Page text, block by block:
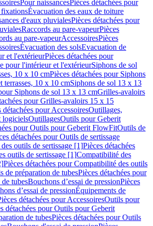
Pour naissancesPièces détachées pour
Évacuation des eaux de toiture
d'eaux pluvialesPièces détachées pour
Raccords au pare-vapeurPièces
au pare-vapeurAccessoiresPièces
Évacuation des solsEvacuation de
et l'extérieurPièces détachées pour
pour l'intérieur et l'extérieurSiphons de sol
10 x 10 cmPièces détachées pour Siphons
terrasses, 10 x 10 cmSiphons de sol 13 x 13
Siphons de sol 13 x 13 cmGrilles-avaloirs
pour Grilles-avaloirs 15 x 15
détachées pour AccessoiresOutillages,
logicielsOutillagesOutils pour Geberit
pour Outils pour Geberit FlowFitOutils de
détachées pour Outils de sertissage
outils de sertissage [1]Pièces détachées
outils de sertissage [1]Compatibilité des
Pièces détachées pour Compatibilité des outils
de préparation de tubesPièces détachées pour
tubesBouchons d’essai de pressionPièces
d’essai de pressionÉquipements de
détachées pour AccessoiresOutils pour
détachées pour Outils pour Geberit
de tubesPièces détachées pour Outils